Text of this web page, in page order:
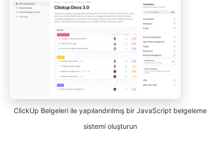
ClickUp Belgeleri ile yapılandırılmış bir JavaScript belgeleme
sistemi oluşturun